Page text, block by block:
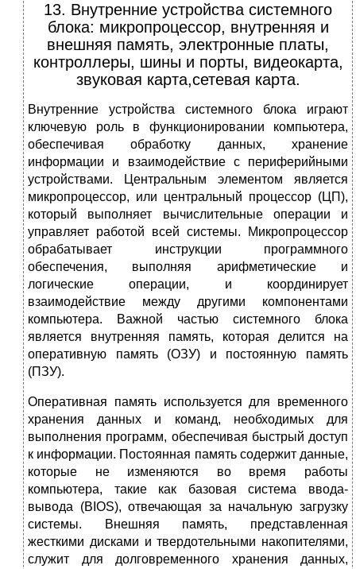
13. Внутренние устройства системного
блока: микропроцессор, внутренняя и
внешняя память, электронные платы,
контроллеры, шины и порты, видеокарта,
звуковая карта,сетевая карта.
Внутренние устройства системного блока играют
ключевую роль в функционировании компьютера,
обеспечивая обработку данных, хранение
информации и взаимодействие с периферийными
устройствами. Центральным элементом является
микропроцессор, или центральный процессор (ЦП),
который выполняет вычислительные операции и
управляет работой всей системы. Микропроцессор
обрабатывает инструкции программного
обеспечения, выполняя арифметические и
логические операции, и координирует
взаимодействие между другими компонентами
компьютера. Важной частью системного блока
является внутренняя память, которая делится на
оперативную память (ОЗУ) и постоянную память
(ПЗУ).
Оперативная память используется для временного
хранения данных и команд, необходимых для
выполнения программ, обеспечивая быстрый доступ
к информации. Постоянная память содержит данные,
которые не изменяются во время работы
компьютера, такие как базовая система ввода-
вывода (BIOS), отвечающая за начальную загрузку
системы. Внешняя память, представленная
жесткими дисками и твердотельными накопителями,
служит для долговременного хранения данных,